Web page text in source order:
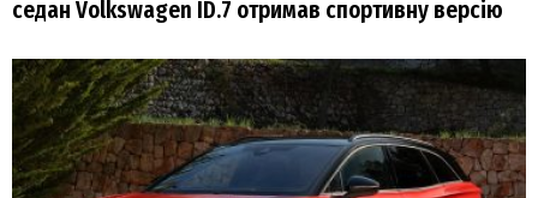
седан Volkswagen ID.7 отримав спортивну версію